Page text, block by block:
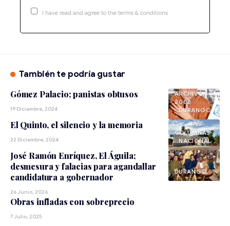
I have read and agree to the terms & conditions
También te podría gustar
ARCHIVO
2008
DURANGO
Gómez Palacio; panistas obtusos
19 Diciembre, 2024
COLUMNAS‏
NACIONAL
El Quinto, el silencio y la memoria
22 Diciembre, 2024
DURANGO
José Ramón Enríquez, El Águila;
desmesura y falacias para agandallar
candidatura a gobernador
26 Junio, 2026
Obras infladas con sobreprecio
7 Julio, 2025